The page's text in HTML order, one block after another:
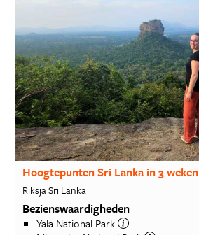
Hoogtepunten Sri Lanka in 3 weken
Riksja Sri Lanka
Bezienswaardigheden
Yala National Park